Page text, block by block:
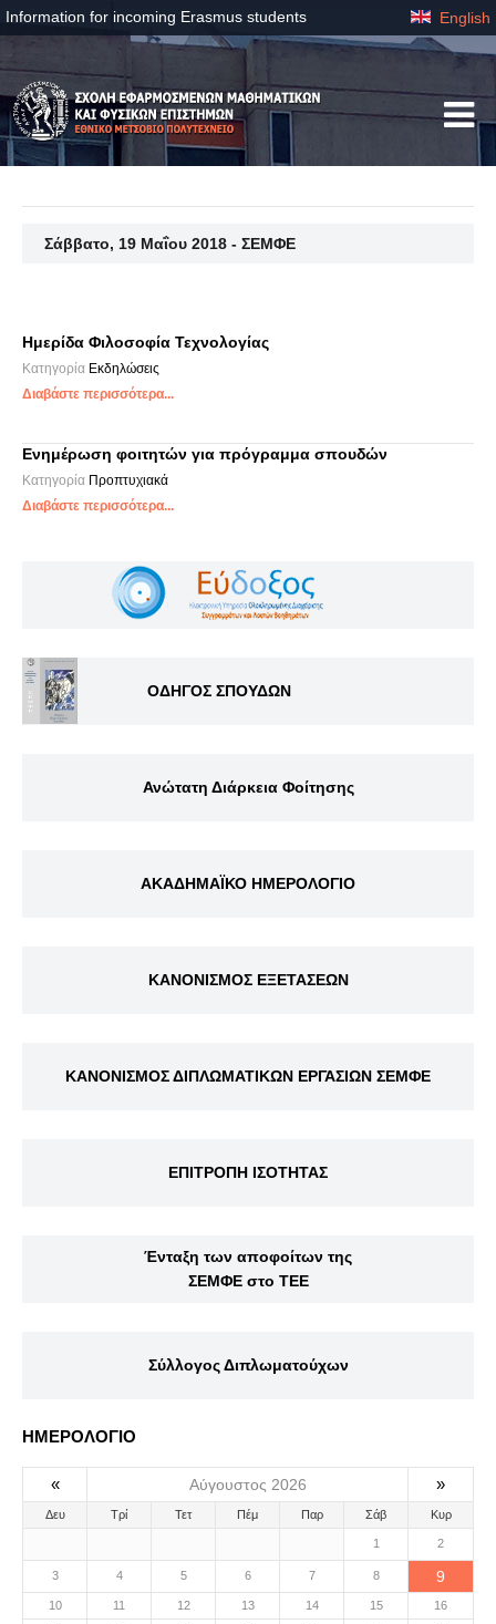
Information for incoming Erasmus students English
Σάββατο, 19 Μαΐου 2018 - ΣΕΜΦΕ
Ημερίδα Φιλοσοφία Τεχνολογίας
Κατηγορία Εκδηλώσεις
Διαβάστε περισσότερα...
Ενημέρωση φοιτητών για πρόγραμμα σπουδών
Κατηγορία Προπτυχιακά
Διαβάστε περισσότερα...
ΟΔΗΓΟΣ ΣΠΟΥΔΩΝ
Ανώτατη Διάρκεια Φοίτησης
ΑΚΑΔΗΜΑΪΚΟ ΗΜΕΡΟΛΟΓΙΟ
ΚΑΝΟΝΙΣΜΟΣ ΕΞΕΤΑΣΕΩΝ
ΚΑΝΟΝΙΣΜΟΣ ΔΙΠΛΩΜΑΤΙΚΩΝ ΕΡΓΑΣΙΩΝ ΣΕΜΦΕ
ΕΠΙΤΡΟΠΗ ΙΣΟΤΗΤΑΣ
Ένταξη των αποφοίτων της
ΣΕΜΦΕ στο ΤΕΕ
Σύλλογος Διπλωματούχων
ΗΜΕΡΟΛΟΓΙΟ
« Αύγουστος 2026 »
Δευ Τρί Τετ Πέμ Παρ Σάβ Κυρ
1 2
3 4 5 6 7 8 9
10 11 12 13 14 15
16